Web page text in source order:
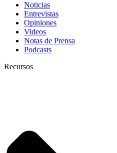
Noticias
Entrevistas
Opiniones
Videos
Notas de Prensa
Podcasts
Recursos